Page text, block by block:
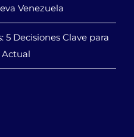
Venezuela
5 Decisiones Clave para